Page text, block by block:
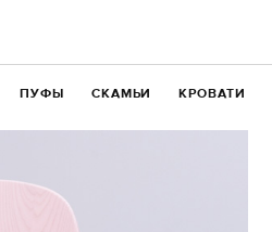
ПУФЫ СКАМЬИ КРОВАТИ